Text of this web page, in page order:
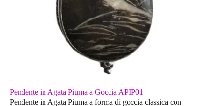
Pendente in Agata Piuma a Goccia APIP01
Pendente in Agata Piuma a forma di goccia classica con